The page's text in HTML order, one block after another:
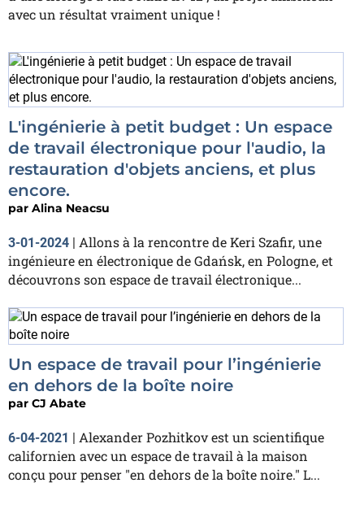
avec un résultat vraiment unique !
L'ingénierie à petit budget : Un espace
de travail électronique pour l'audio, la
restauration d'objets anciens, et plus
encore.
par Alina Neacsu
3-01-2024 | Allons à la rencontre de Keri Szafir, une
ingénieure en électronique de Gdańsk, en Pologne, et
découvrons son espace de travail électronique...
Un espace de travail pour l’ingénierie
en dehors de la boîte noire
par CJ Abate
6-04-2021 | Alexander Pozhitkov est un scientifique
californien avec un espace de travail à la maison
conçu pour penser "en dehors de la boîte noire." L...